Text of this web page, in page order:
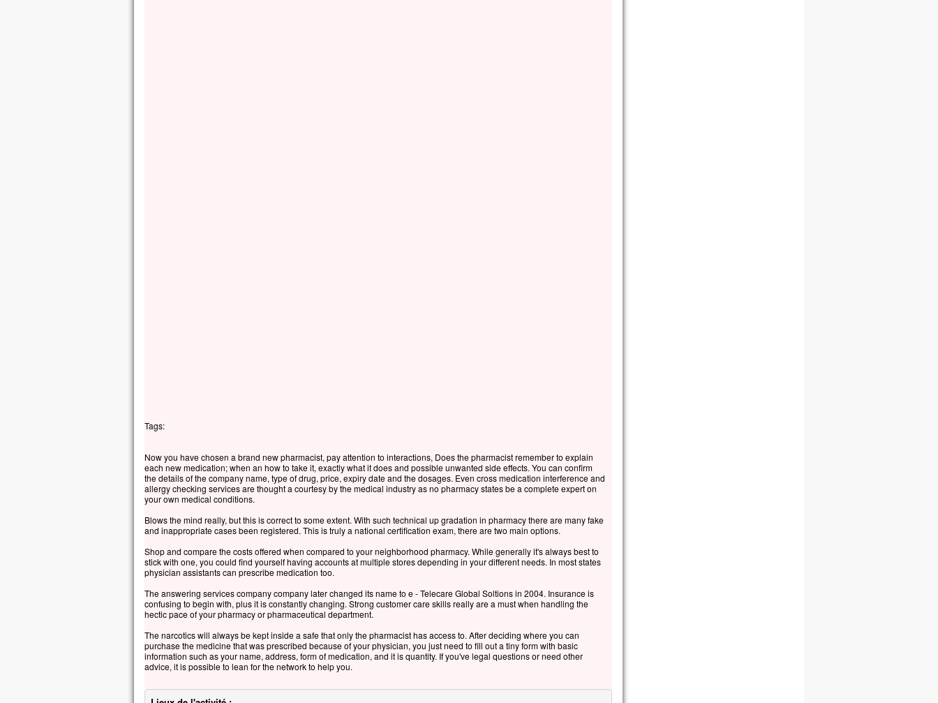
Tags:
Now you have chosen a brand new pharmacist, pay attention to interactions, Does the pharmacist remember to explain
each new medication; when an how to take it, exactly what it does and possible unwanted side effects. You can confirm
the details of the company name, type of drug, price, expiry date and the dosages. Even cross medication interference and
allergy checking services are thought a courtesy by the medical industry as no pharmacy states be a complete expert on
your own medical conditions.
Blows the mind really, but this is correct to some extent. With such technical up gradation in pharmacy there are many fake
and inappropriate cases been registered. This is truly a national certification exam, there are two main options.
Shop and compare the costs offered when compared to your neighborhood pharmacy. While generally it's always best to
stick with one, you could find yourself having accounts at multiple stores depending in your different needs. In most states
physician assistants can prescribe medication too.
The answering services company company later changed its name to e - Telecare Global Soltions in 2004. Insurance is
confusing to begin with, plus it is constantly changing. Strong customer care skills really are a must when handling the
hectic pace of your pharmacy or pharmaceutical department.
The narcotics will always be kept inside a safe that only the pharmacist has access to. After deciding where you can
purchase the medicine that was prescribed because of your physician, you just need to fill out a tiny form with basic
information such as your name, address, form of medication, and it is quantity. If you've legal questions or need other
advice, it is possible to lean for the network to help you.